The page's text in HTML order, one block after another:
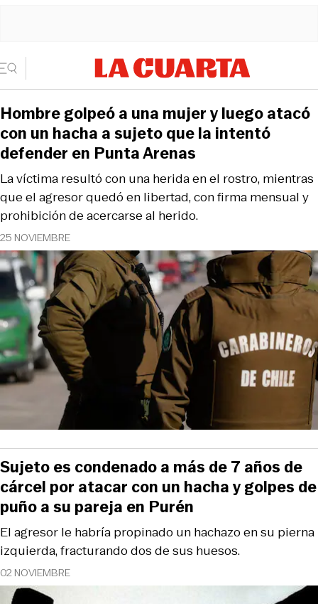
25 NOVIEMBRE
La víctima resultó con una herida en el rostro, mientras
que el agresor quedó en libertad, con firma mensual y
prohibición de acercarse al herido.
Hombre golpeó a una mujer y luego atacó
con un hacha a sujeto que la intentó
defender en Punta Arenas
02 NOVIEMBRE
El agresor le habría propinado un hachazo en su pierna
izquierda, fracturando dos de sus huesos.
Sujeto es condenado a más de 7 años de
cárcel por atacar con un hacha y golpes de
puño a su pareja en Purén